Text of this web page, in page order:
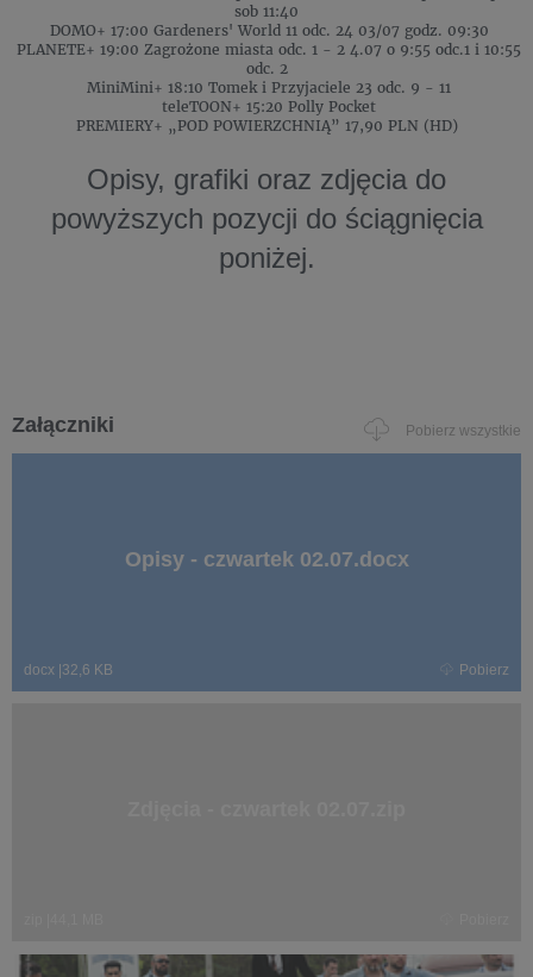
sob 11:40
DOMO+ 17:00 Gardeners' World 11 odc. 24 03/07 godz. 09:30
PLANETE+ 19:00 Zagrożone miasta odc. 1 - 2 4.07 o 9:55 odc.1 i 10:55
odc. 2
MiniMini+ 18:10 Tomek i Przyjaciele 23 odc. 9 - 11
teleTOON+ 15:20 Polly Pocket
PREMIERY+ „POD POWIERZCHNIĄ” 17,90 PLN (HD)
Opisy, grafiki oraz zdjęcia do
powyższych pozycji do ściągnięcia
poniżej.
Załączniki Pobierz wszystkie
Opisy - czwartek 02.07.docx
docx 32,6 KB Pobierz